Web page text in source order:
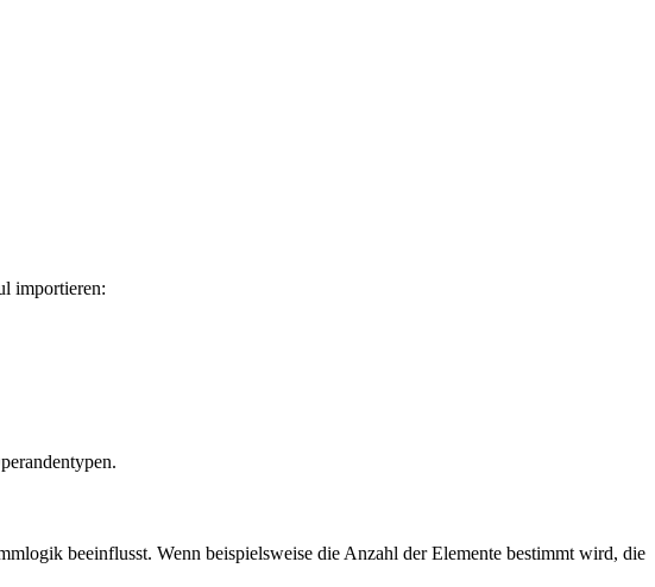
importieren:
beeinflusst. Wenn beispielsweise die Anzahl der Elemente bestimmt wird, die